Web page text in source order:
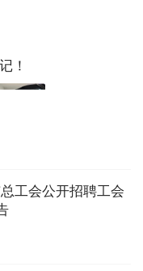
！
工会公开招聘工会